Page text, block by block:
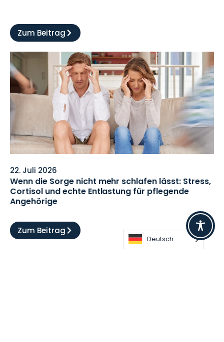
Zum Beitrag
22. Juli 2026
Wenn die Sorge nicht mehr schlafen lässt: Stress,
Cortisol und echte Entlastung für pflegende
Angehörige
Zum Beitrag
Deutsch